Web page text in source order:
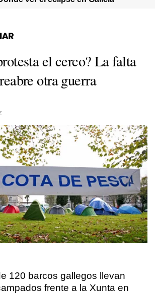
el cerco? La falta
otra guerra
120 barcos gallegos llevan
frente a la Xunta en